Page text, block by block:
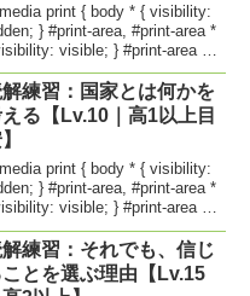
print { body * { visibility:
} #print-area, #print-area *
visible; } #print-area {
練習：国家とは何かを
る【Lv.10｜高1以上目
print { body * { visibility:
} #print-area, #print-area *
visible; } #print-area {
練習：それでも、信じ
ことを選ぶ理由【Lv.15